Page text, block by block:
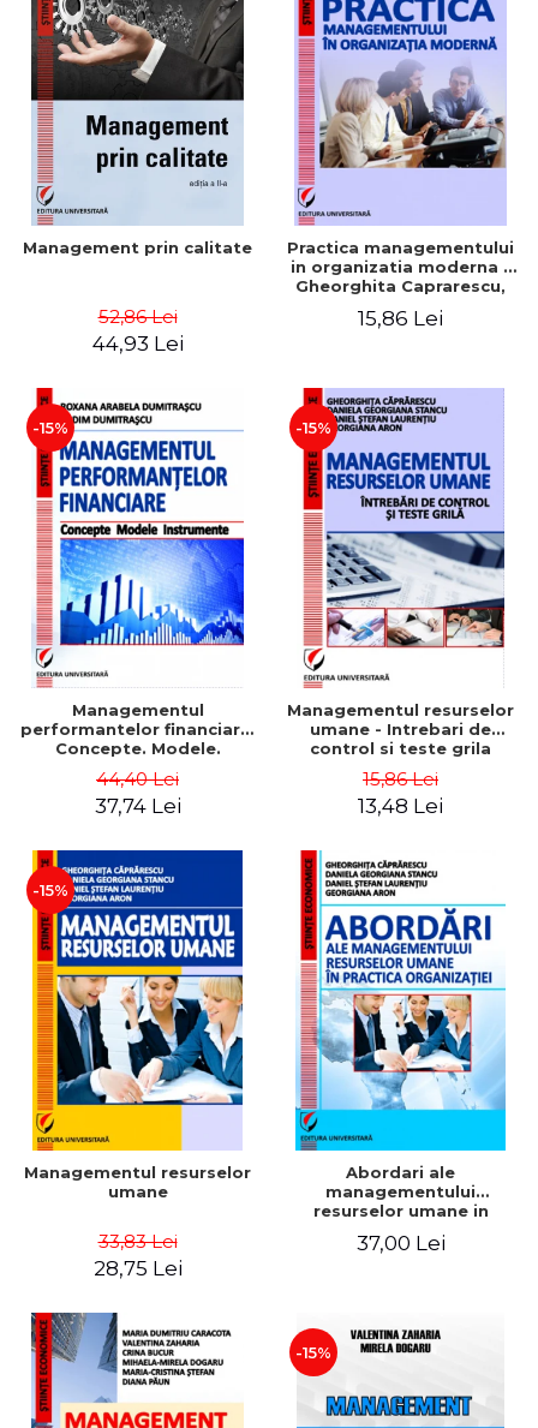
Management prin calitate
52,86 Lei
44,93 Lei
Practica managementului
in organizatia moderna -
Gheorghita Caprarescu,
Georgiana Aron
15,86 Lei
-15%
Managementul
performantelor financiare.
Concepte. Modele.
44,40 Lei
37,74 Lei
-15%
Managementul resurselor
umane - Intrebari de
control si teste grila
15,86 Lei
13,48 Lei
-15%
Managementul resurselor
umane
33,83 Lei
28,75 Lei
Abordari ale
managementului
resurselor umane in
37,00 Lei
-15%